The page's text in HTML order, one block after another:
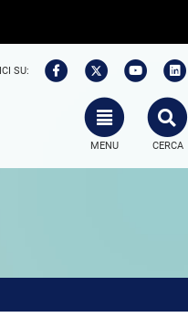
SU:
TOGGLE
MENU
SEARCH
CERCA